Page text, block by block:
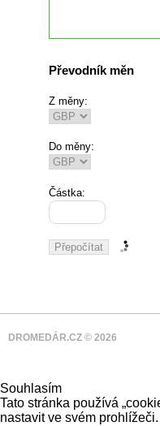
Převodník měn
Z měny:
Do měny:
Částka:
DROMEDÁR.CZ © 2026
Souhlasím
Tato stránka používá
nastavit ve svém prohlížeči.